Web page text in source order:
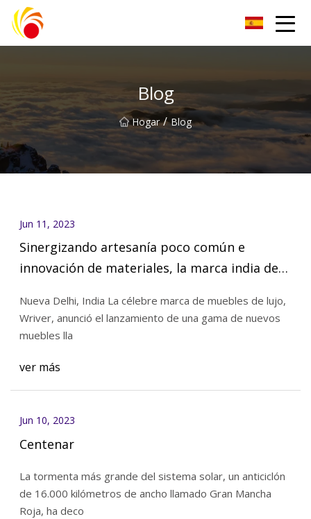
Artículos de laboratorio de plástico Co., Ltd de Wuxi
Blog
Hogar / Blog
Jun 11, 2023
Sinergizando artesanía poco común e
innovación de materiales, la marca india de
colección de muebles premiada
Nueva Delhi, India La célebre marca de muebles de lujo,
Wriver, anunció el lanzamiento de una gama de nuevos
muebles lla
ver más
Jun 10, 2023
Centenar
La tormenta más grande del sistema solar, un anticiclón
de 16.000 kilómetros de ancho llamado Gran Mancha
Roja, ha deco